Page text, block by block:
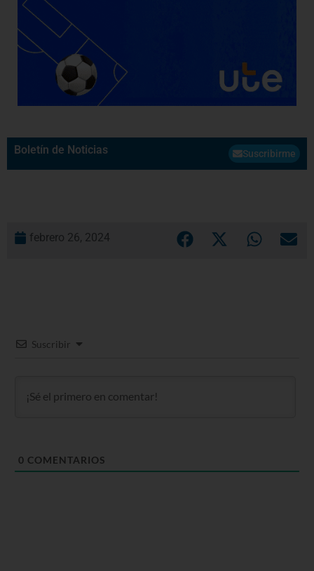
Boletín de Noticias Suscribirme
febrero 26, 2024
Suscribir
0 COMENTARIOS